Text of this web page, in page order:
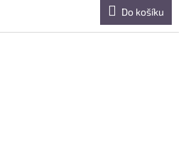
A
Do košíku